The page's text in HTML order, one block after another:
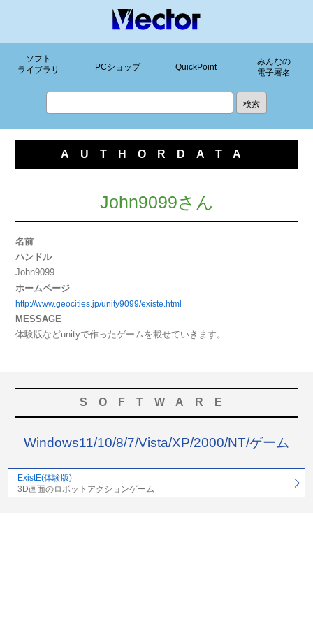
ソフト
ライブラリ
PCショップ QuickPoint
みんなの
電子署名
AUTHORDATA
John9099さん
名前
ハンドル
John9099
ホームページ
http://www.geocities.jp/unity9099/existe.html
MESSAGE
体験版などunityで作ったゲームを載せていきます。
SOFTWARE
Windows11/10/8/7/Vista/XP/2000/NT/ゲーム
ExistE(体験版)
3D画面のロボットアクションゲーム